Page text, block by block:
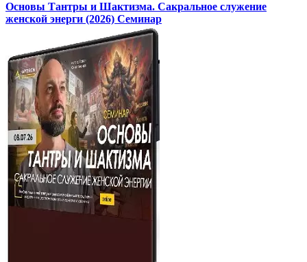
Основы Тантры и Шактизма. Сакральное служение
женской энерги (2026) Семинар